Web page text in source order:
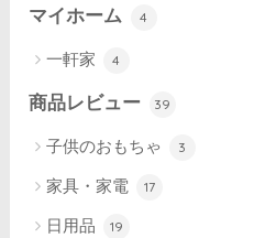
マイホーム 4
一軒家 4
商品レビュー 39
子供のおもちゃ 3
家具・家電 17
日用品 19